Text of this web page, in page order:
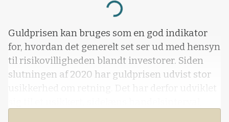
Loading...
Guldprisen kan bruges som en god indikator
for, hvordan det generelt set ser ud med hensyn
til risikovilligheden blandt investorer. Siden
slutningen af 2020 har guldprisen udvist stor
usikkerhed om retning. Det har derfor udviklet